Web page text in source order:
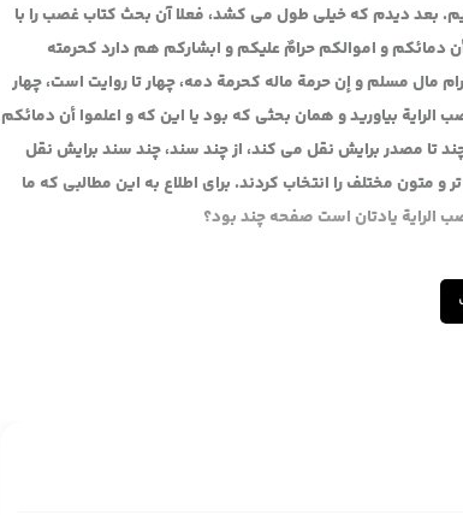
بعد دیدم که خیلی طول می کشد، فعلا آن بحث کتاب غصب را با
دمائکم و اموالکم حرامٌ علیکم و ابشارکم هم دارد کحرمته
مال مسلم و إن حرمة ماله کحرمة دمه، چهار تا روایت است، چهار
بیاورید و همان بحثی که بود یا این که و اعلموا أن دمائکم
تا مصدر برایش نقل می کند، از چند سند، چند سند برایش نقل
مختلف را انتخاب کردند. برای اطلاع به این مطالبی که ما
یادتان است صفحه چند بود؟
هست، فرق نمی کند، کتاب الغصب را بیاورید. باب اول حدیث شماره